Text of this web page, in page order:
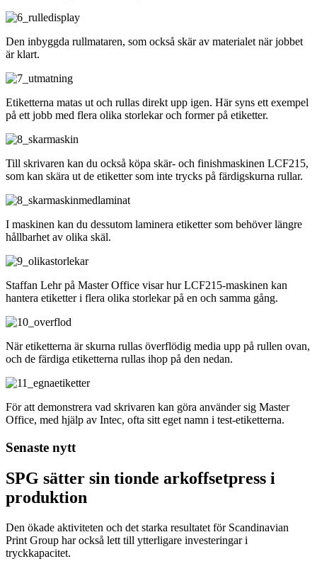
Den inbyggda rullmataren, som också skär av materialet när jobbet
är klart.
Etiketterna matas ut och rullas direkt upp igen. Här syns ett exempel
på ett jobb med flera olika storlekar och former på etiketter.
Till skrivaren kan du också köpa skär- och finishmaskinen LCF215,
som kan skära ut de etiketter som inte trycks på färdigskurna rullar.
I maskinen kan du dessutom laminera etiketter som behöver längre
hållbarhet av olika skäl.
Staffan Lehr på Master Office visar hur LCF215-maskinen kan
hantera etiketter i flera olika storlekar på en och samma gång.
När etiketterna är skurna rullas överflödig media upp på rullen ovan,
och de färdiga etiketterna rullas ihop på den nedan.
För att demonstrera vad skrivaren kan göra använder sig Master
Office, med hjälp av Intec, ofta sitt eget namn i test-etiketterna.
Senaste nytt
SPG sätter sin tionde arkoffsetpress i
produktion
Den ökade aktiviteten och det starka resultatet för Scandinavian
Print Group har också lett till ytterligare investeringar i
tryckkapacitet.